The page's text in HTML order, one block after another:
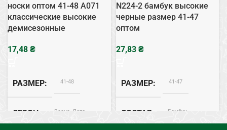
носки оптом 41-48 А071
классические высокие
демисезонные
₴
РАЗМЕР 41-48
СЕЗОН Весна, Лето
N224-2 бамбук высокие
черные размер 41-47
оптом
₴
РАЗМЕР 41-47
СОСТАВ Бамбук